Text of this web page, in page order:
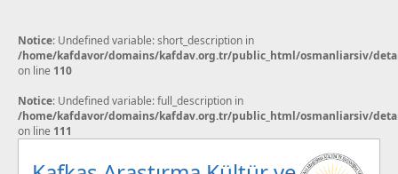
Notice: Undefined variable: short_description in
/home/kafdavor/domains/kafdav.org.tr/public_html/osmanliarsiv/
on line 110
Notice: Undefined variable: full_description in
/home/kafdavor/domains/kafdav.org.tr/public_html/osmanliarsiv/
on line 111